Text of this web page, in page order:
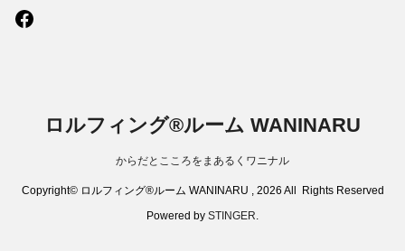
Facebook
ロルフィング®ルーム WANINARU
からだとこころをまあるくワニナル
Copyright© ロルフィング®ルーム WANINARU , 2026 All Rights Reserved
Powered by STINGER